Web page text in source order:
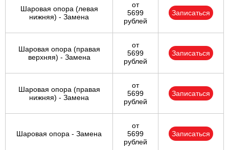
Шаровая опора (левая
нижняя) - Замена
от
5699
рублей
Записаться
Шаровая опора (правая
верхняя) - Замена
от
5699
рублей
Записаться
Шаровая опора (правая
нижняя) - Замена
от
5699
рублей
Записаться
Шаровая опора - Замена
от
5699
рублей
Записаться